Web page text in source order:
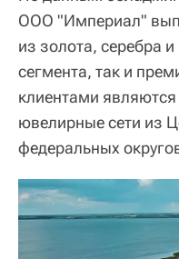
ООО "Империал"
из золота, серебра
сегмента, так и
клиентами
ювелирные сети из
федеральных